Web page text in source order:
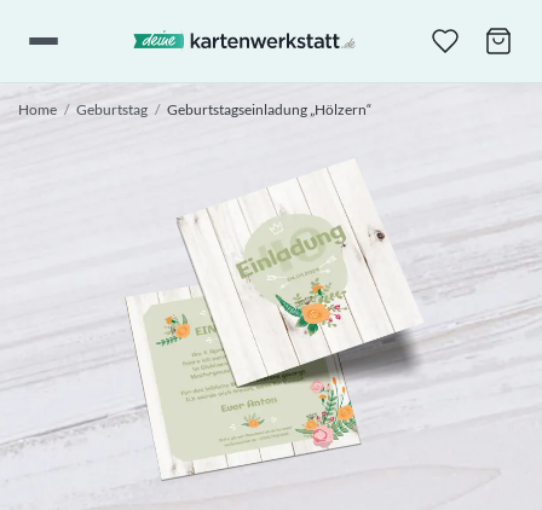
Home / Geburtstag / Geburtstagseinladung „Hölzern“